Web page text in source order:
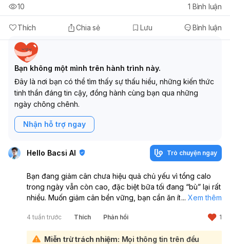
Thích Chia sẻ Lưu Bình luận
10 1 Bình luận
Bạn không một mình trên hành trình này.
Đây là nơi bạn có thể tìm thấy sự thấu hiểu, những kiến thức
tinh thần đáng tin cậy, đồng hành cùng bạn qua những
ngày chông chênh.
Nhận hỗ trợ ngay
Hello Bacsi AI Trò chuyện ngay
Bạn đang giảm cân chưa hiệu quả chủ yếu vì tổng calo
trong ngày vẫn còn cao, đặc biệt bữa tối đang “bù” lại rất
nhiều. Muốn giảm cân bền vững, bạn cần ăn ít hơn mức
cân nặng 75kg, bạn nên đặt mục tiêu giảm chậm 0,3–
0,7kg/tuần để dễ giữ lâu dài:
Cách làm cụ thể cho bạn:
... Xem thêm
4 tuần trước Thích Phản hồi 1
Miễn trừ trách nhiệm: Mọi thông tin trên đều